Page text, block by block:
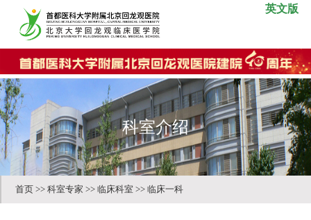
英文版
科室介绍
首页 >> 科室专家 >> 临床科室 >> 临床一科